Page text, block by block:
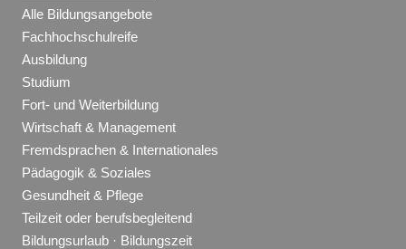
Alle Bildungsangebote
Fachhochschulreife
Ausbildung
Studium
Fort- und Weiterbildung
Wirtschaft & Management
Fremdsprachen & Internationales
Pädagogik & Soziales
Gesundheit & Pflege
Teilzeit oder berufsbegleitend
Bildungsurlaub · Bildungszeit